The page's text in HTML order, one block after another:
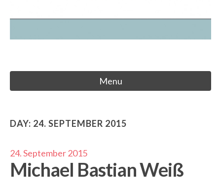
Menu
DAY: 24. SEPTEMBER 2015
24. September 2015
Michael Bastian Weiß